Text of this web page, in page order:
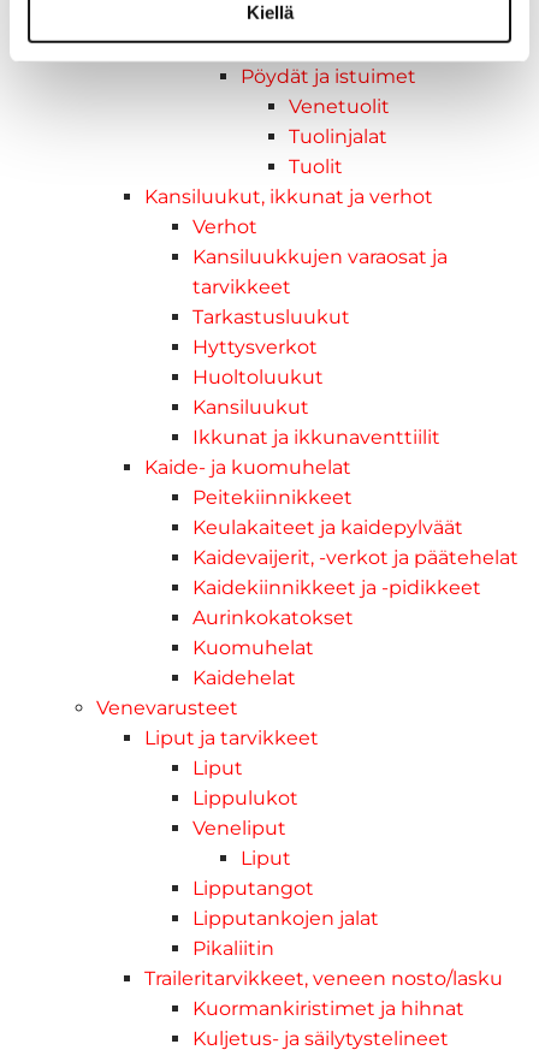
Kiellä
Kalusteet, sisustus ja astiat
Venetuolit ja -tuolinjalat
Pöydät ja istuimet
Venetuolit
Tuolinjalat
Tuolit
Kansiluukut, ikkunat ja verhot
Verhot
Kansiluukkujen varaosat ja
tarvikkeet
Tarkastusluukut
Hyttysverkot
Huoltoluukut
Kansiluukut
Ikkunat ja ikkunaventtiilit
Kaide- ja kuomuhelat
Peitekiinnikkeet
Keulakaiteet ja kaidepylväät
Kaidevaijerit, -verkot ja päätehelat
Kaidekiinnikkeet ja -pidikkeet
Aurinkokatokset
Kuomuhelat
Kaidehelat
Venevarusteet
Liput ja tarvikkeet
Liput
Lippulukot
Veneliput
Liput
Lipputangot
Lipputankojen jalat
Pikaliitin
Traileritarvikkeet, veneen nosto/lasku
Kuormankiristimet ja hihnat
Kuljetus- ja säilytystelineet